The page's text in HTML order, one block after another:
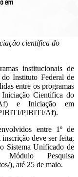
científica do
institucionais de
Instituto Federal de
entre os programas
Científica do
Af) e Iniciação em
PIBITI/Af).
entre 1º de
deve ser feita,
Sistema Unificado de
Pesquisa
), até 25 de maio.